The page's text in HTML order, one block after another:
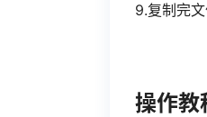
9.复制完
操作教